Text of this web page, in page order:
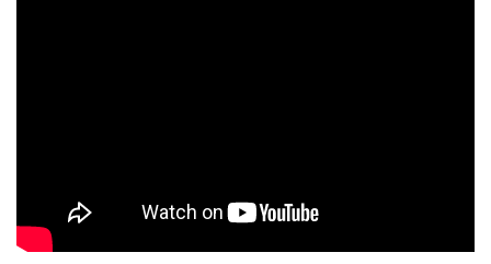
NYXmag 2. Yaş Kutlama Etkinliği